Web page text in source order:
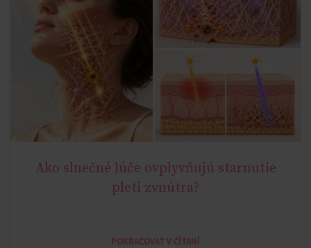
AGE MIRACLE, AGELESS
Ako slnečné lúče ovplyvňujú starnutie
pleti zvnútra?
POKRAČOVAŤ V ČÍTANÍ